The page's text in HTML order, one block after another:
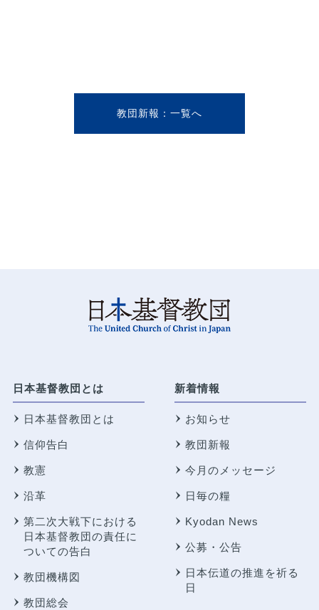
教団新報
日本基督教団とは
日本基督教団とは
信仰告白
教憲
沿革
第二次大戦下における
日本基督教団の責任に
ついての告白
教団機構図
教団総会
新着情報
お知らせ
教団新報
今月のメッセージ
日毎の糧
Kyodan News
公募・公告
日本伝道の推進を祈る
日